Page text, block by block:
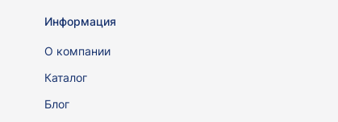
Информация
О компании
Каталог
Блог